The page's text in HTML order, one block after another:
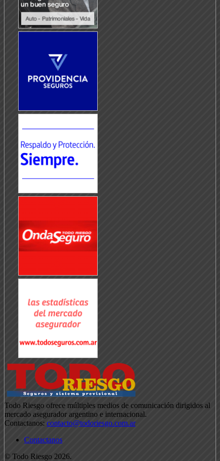
Todo Riesgo ofrece múltiples medios de comunicación dirigidos al
mercado asegurador argentino e internacional.
Contactanos: contacto@todoriesgo.com.ar
Contactanos
© Todo Riesgo 2026.